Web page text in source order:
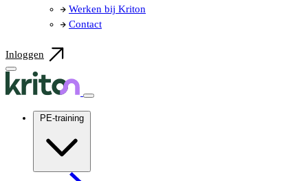
Werken bij Kriton
Contact
Inloggen
PE-training